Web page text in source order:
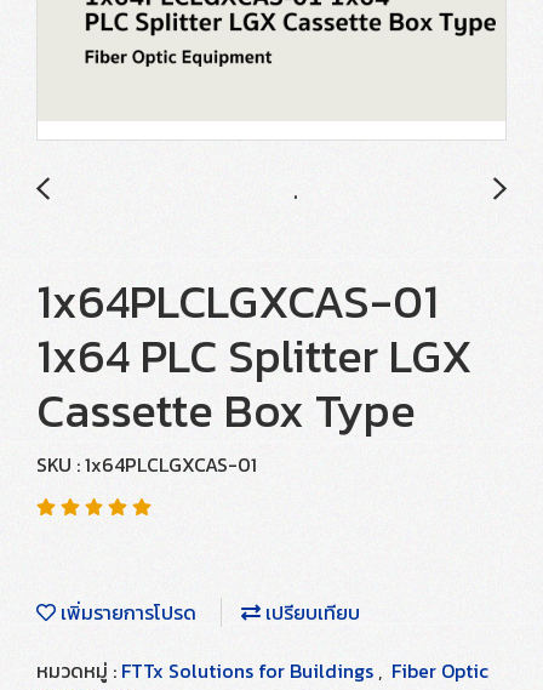
1x64PLCLGXCAS-01
1x64 PLC Splitter LGX
Cassette Box Type
SKU : 1x64PLCLGXCAS-01
เพิ่มรายการโปรด
เปรียบเทียบ
หมวดหมู่ : FTTx Solutions for Buildings , Fiber Optic